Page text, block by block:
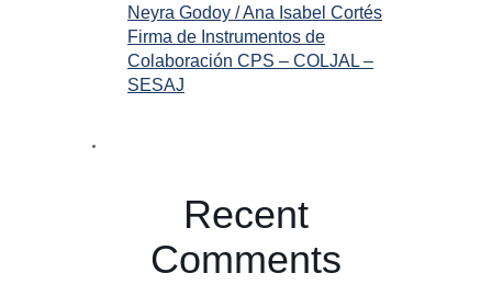
Neyra Godoy / Ana Isabel Cortés
Firma de Instrumentos de
Colaboración CPS – COLJAL –
SESAJ
Recent
Comments